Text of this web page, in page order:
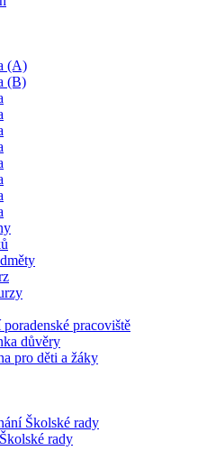
(A)
(B)
pracoviště
důvěry
pro děti a žáky
Školské rady
rady